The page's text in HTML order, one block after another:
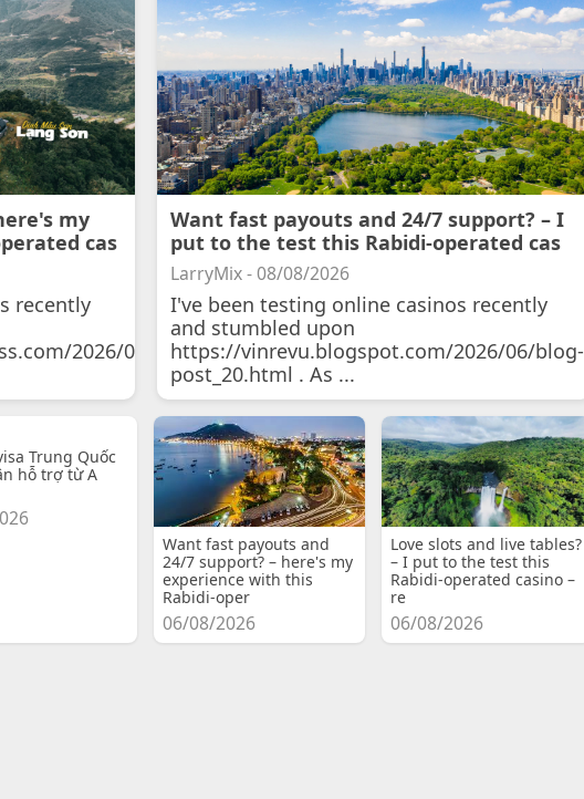
my
cas
recently
2026/07/11/courtois-
Want fast payouts and 24/7 support? – I
put to the test this Rabidi-operated cas
LarryMix - 08/08/2026
I've been testing online casinos recently
and stumbled upon
https://vinrevu.blogspot.com/2026/06/blog-
post_20.html . As ...
Trung Quốc
hỗ trợ từ A
Want fast payouts and
24/7 support? – here's my
experience with this
Rabidi-oper
06/08/2026
Love slots and live tables?
– I put to the test this
Rabidi-operated casino –
re
06/08/2026